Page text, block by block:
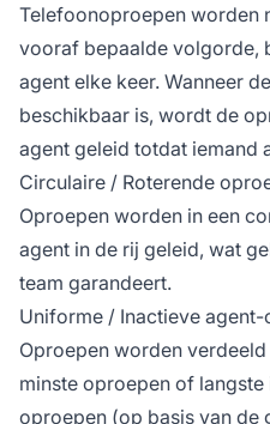
Telefoonoproepen worden
vooraf bepaalde volgorde,
agent elke keer. Wanneer
beschikbaar is, wordt de
agent geleid totdat iemand
Circulaire / Roterende
Oproepen worden in een
agent in de rij geleid, wat
team garandeert.
Uniforme / Inactieve
Oproepen worden
minste oproepen of
oproepen (op basis van de